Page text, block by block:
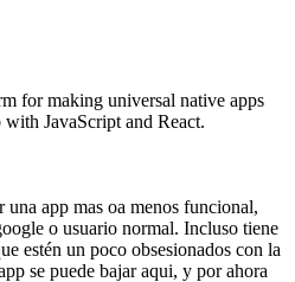
for making universal native apps
JavaScript and React.
una app mas oa menos funcional,
o usuario normal. Incluso tiene
estén un poco obsesionados con la
se puede bajar aqui, y por ahora